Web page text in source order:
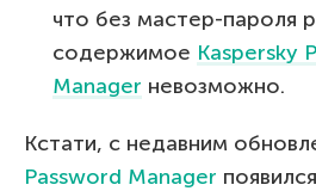
что без мастер-пароля
содержимое Kaspersky
Manager невозможно.
Кстати, с недавним
Password Manager